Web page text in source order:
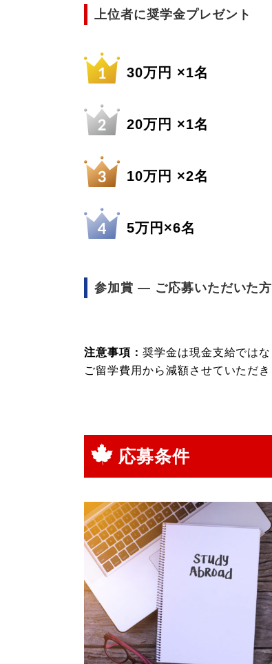
上位者に奨学金プレゼント
30万円 ×1名
20万円 ×1名
10万円 ×2名
5万円×6名
参加賞 ― ご応募いただいた
注意事項： 奨学金は現金支給では
ご留学費用から減額させていただき
応募条件